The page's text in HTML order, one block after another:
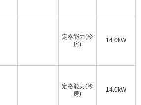
定格能力(冷
房)
14.0kW
定格能力(冷
房)
14.0kW